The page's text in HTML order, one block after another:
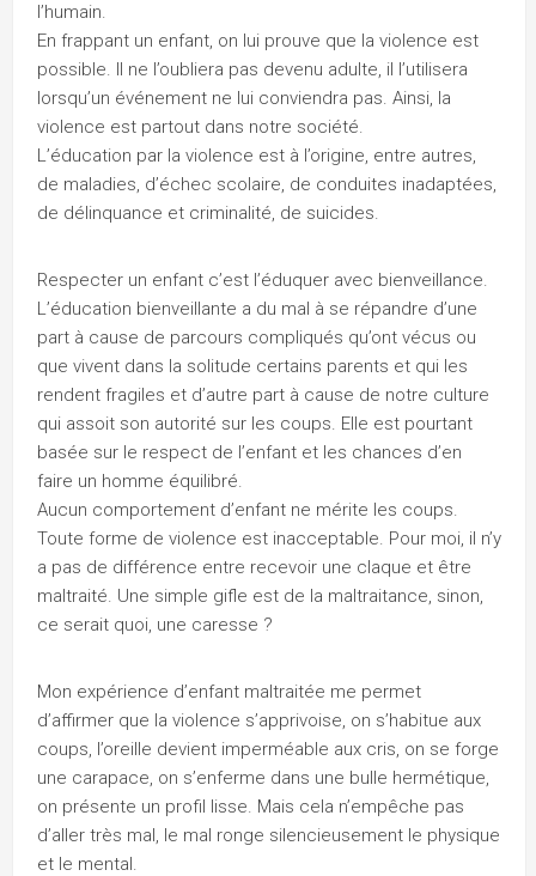
l’humain.
En frappant un enfant, on lui prouve que la violence est
possible. Il ne l’oubliera pas devenu adulte, il l’utilisera
lorsqu’un événement ne lui conviendra pas. Ainsi, la
violence est partout dans notre société.
L’éducation par la violence est à l’origine, entre autres,
de maladies, d’échec scolaire, de conduites inadaptées,
de délinquance et criminalité, de suicides.
Respecter un enfant c’est l’éduquer avec bienveillance.
L’éducation bienveillante a du mal à se répandre d’une
part à cause de parcours compliqués qu’ont vécus ou
que vivent dans la solitude certains parents et qui les
rendent fragiles et d’autre part à cause de notre culture
qui assoit son autorité sur les coups. Elle est pourtant
basée sur le respect de l’enfant et les chances d’en
faire un homme équilibré.
Aucun comportement d’enfant ne mérite les coups.
Toute forme de violence est inacceptable. Pour moi, il n’y
a pas de différence entre recevoir une claque et être
maltraité. Une simple gifle est de la maltraitance, sinon,
ce serait quoi, une caresse ?
Mon expérience d’enfant maltraitée me permet
d’affirmer que la violence s’apprivoise, on s’habitue aux
coups, l’oreille devient imperméable aux cris, on se forge
une carapace, on s’enferme dans une bulle hermétique,
on présente un profil lisse. Mais cela n’empêche pas
d’aller très mal, le mal ronge silencieusement le physique
et le mental.